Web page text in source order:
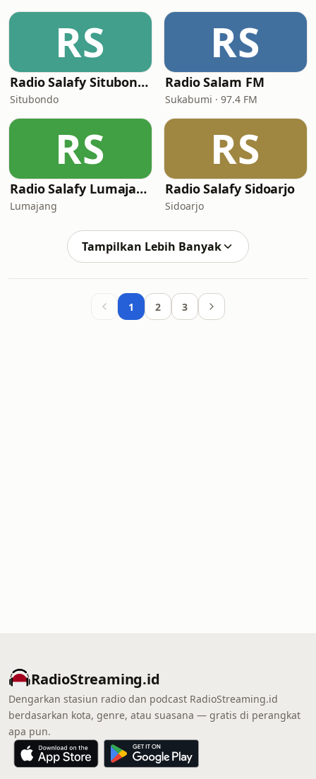
RS
Radio Salafy Situbondo
Situbondo
RS
Radio Salam FM
Sukabumi · 97.4 FM
RS
Radio Salafy Lumajang
Lumajang
RS
Radio Salafy Sidoarjo
Sidoarjo
Tampilkan Lebih Banyak
1 2 3
RadioStreaming.id
Dengarkan stasiun radio dan podcast RadioStreaming.id
berdasarkan kota, genre, atau suasana — gratis di perangkat
apa pun.